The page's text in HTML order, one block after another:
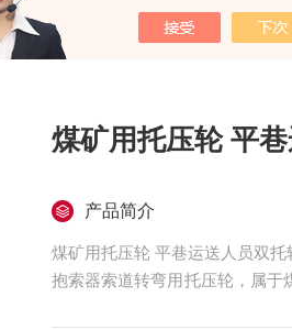
煤矿用托压轮 平
产品简介
煤矿用托压轮 平巷运送人员双
抱索器索道转弯用托压轮，属于